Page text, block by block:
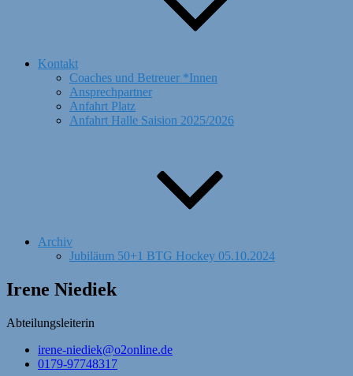
Kontakt
Coaches und Betreuer *Innen
Ansprechpartner
Anfahrt Platz
Anfahrt Halle Saision 2025/2026
Archiv
Jubiläum 50+1 BTG Hockey 05.10.2024
Irene Niediek
Abteilungsleiterin
irene-niediek@o2online.de
0179-97748317